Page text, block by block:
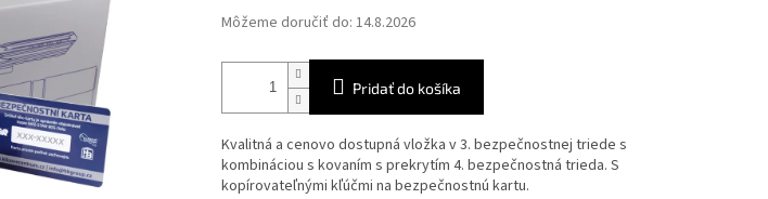
Jednotková
cena:
Môžeme doručiť do: 14.8.2026
Pridať do košíka
Kvalitná a cenovo dostupná vložka v 3. bezpečnostnej triede s
kombináciou s kovaním s prekrytím 4. bezpečnostná trieda. S
kopírovateľnými kľúčmi na bezpečnostnú kartu.